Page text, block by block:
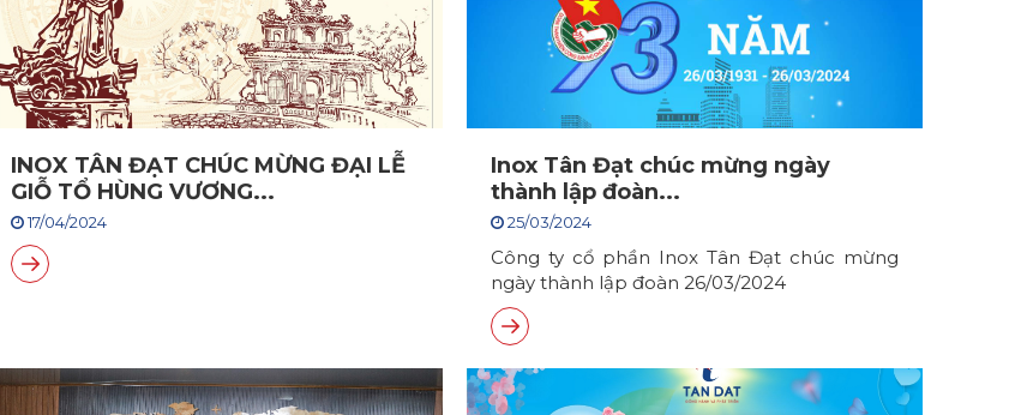
INOX TÂN ĐẠT CHÚC MỪNG ĐẠI LỄ
GIỖ TỔ HÙNG VƯƠNG...
17/04/2024
Inox Tân Đạt chúc mừng ngày
thành lập đoàn...
25/03/2024
Công ty cổ phần Inox Tân Đạt chúc mừng
ngày thành lập đoàn 26/03/2024